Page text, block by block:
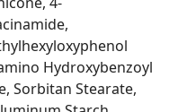
Hydroxybenzoyl
Sorbitan Stearate,